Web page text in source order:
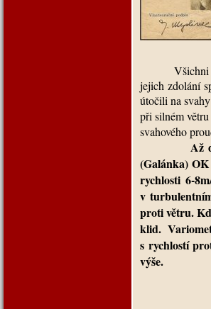
Všichni
jejich zdolání
útočili na
při silném
svahového
Až dne
(Galánka)
rychlosti 6-
v
proti větru.
klid.
s rychlostí
výše.